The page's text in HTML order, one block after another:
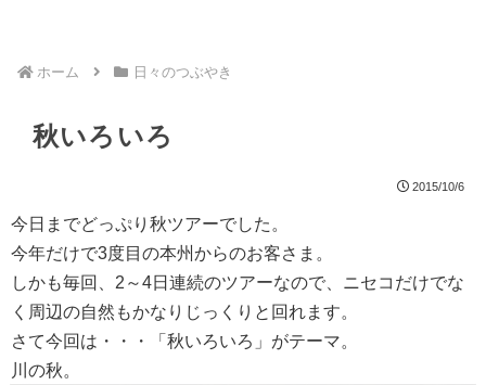
ホーム 日々のつぶやき
秋いろいろ
2015/10/6
今日までどっぷり秋ツアーでした。
今年だけで3度目の本州からのお客さま。
しかも毎回、2～4日連続のツアーなので、ニセコだけでな
く周辺の自然もかなりじっくりと回れます。
さて今回は・・・「秋いろいろ」がテーマ。
川の秋。